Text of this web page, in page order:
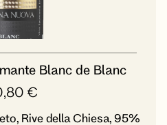
Blanc de Blanc
€
Rive della Chiesa, 95%